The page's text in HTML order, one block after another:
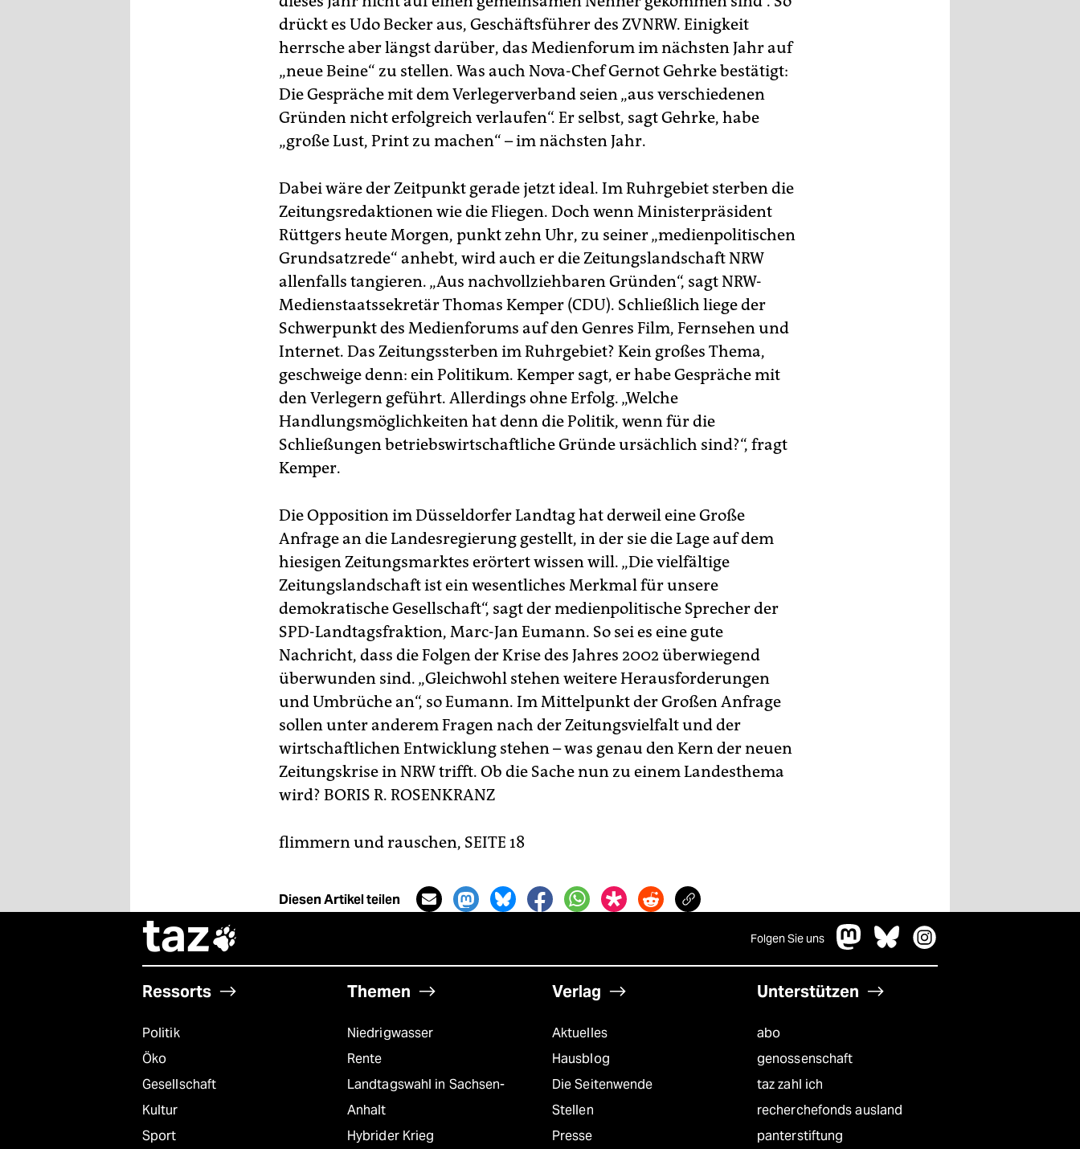
drückt es Udo Becker aus, Geschäftsführer des ZVNRW. Einigkeit
herrsche aber längst darüber, das Medienforum im nächsten Jahr auf
„neue Beine“ zu stellen. Was auch Nova-Chef Gernot Gehrke bestätigt:
Die Gespräche mit dem Verlegerverband seien „aus verschiedenen
Gründen nicht erfolgreich verlaufen“. Er selbst, sagt Gehrke, habe
„große Lust, Print zu machen“ – im nächsten Jahr.
Dabei wäre der Zeitpunkt gerade jetzt ideal. Im Ruhrgebiet sterben die
Zeitungsredaktionen wie die Fliegen. Doch wenn Ministerpräsident
Rüttgers heute Morgen, punkt zehn Uhr, zu seiner „medienpolitischen
Grundsatzrede“ anhebt, wird auch er die Zeitungslandschaft NRW
allenfalls tangieren. „Aus nachvollziehbaren Gründen“, sagt NRW-
Medienstaatssekretär Thomas Kemper (CDU). Schließlich liege der
Schwerpunkt des Medienforums auf den Genres Film, Fernsehen und
Internet. Das Zeitungssterben im Ruhrgebiet? Kein großes Thema,
geschweige denn: ein Politikum. Kemper sagt, er habe Gespräche mit
den Verlegern geführt. Allerdings ohne Erfolg. „Welche
Handlungsmöglichkeiten hat denn die Politik, wenn für die
Schließungen betriebswirtschaftliche Gründe ursächlich sind?“, fragt
Kemper.
Die Opposition im Düsseldorfer Landtag hat derweil eine Große
Anfrage an die Landesregierung gestellt, in der sie die Lage auf dem
hiesigen Zeitungsmarktes erörtert wissen will. „Die vielfältige
Zeitungslandschaft ist ein wesentliches Merkmal für unsere
demokratische Gesellschaft“, sagt der medienpolitische Sprecher der
SPD-Landtagsfraktion, Marc-Jan Eumann. So sei es eine gute
Nachricht, dass die Folgen der Krise des Jahres 2002 überwiegend
überwunden sind. „Gleichwohl stehen weitere Herausforderungen
und Umbrüche an“, so Eumann. Im Mittelpunkt der Großen Anfrage
sollen unter anderem Fragen nach der Zeitungsvielfalt und der
wirtschaftlichen Entwicklung stehen – was genau den Kern der neuen
Zeitungskrise in NRW trifft. Ob die Sache nun zu einem Landesthema
wird? BORIS R. ROSENKRANZ
flimmern und rauschen, SEITE 18
Diesen Artikel teilen
taz Folgen Sie uns
Ressorts
Politik
Öko
Gesellschaft
Kultur
Sport
Themen
Niedrigwasser
Rente
Landtagswahl in Sachsen-
Anhalt
Hybrider Krieg
Verlag
Aktuelles
Hausblog
Die Seitenwende
Stellen
Presse
Unterstützen
abo
genossenschaft
taz zahl ich
recherchefonds ausland
panterstiftung